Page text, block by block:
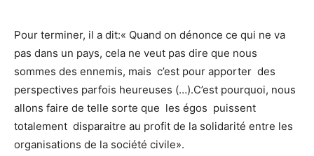
Pour terminer, il a dit:« Quand on dénonce ce qui ne va
pas dans un pays, cela ne veut pas dire que nous
sommes des ennemis, mais c’est pour apporter des
perspectives parfois heureuses (…).C’est pourquoi, nous
allons faire de telle sorte que les égos puissent
totalement disparaitre au profit de la solidarité entre les
organisations de la société civile».